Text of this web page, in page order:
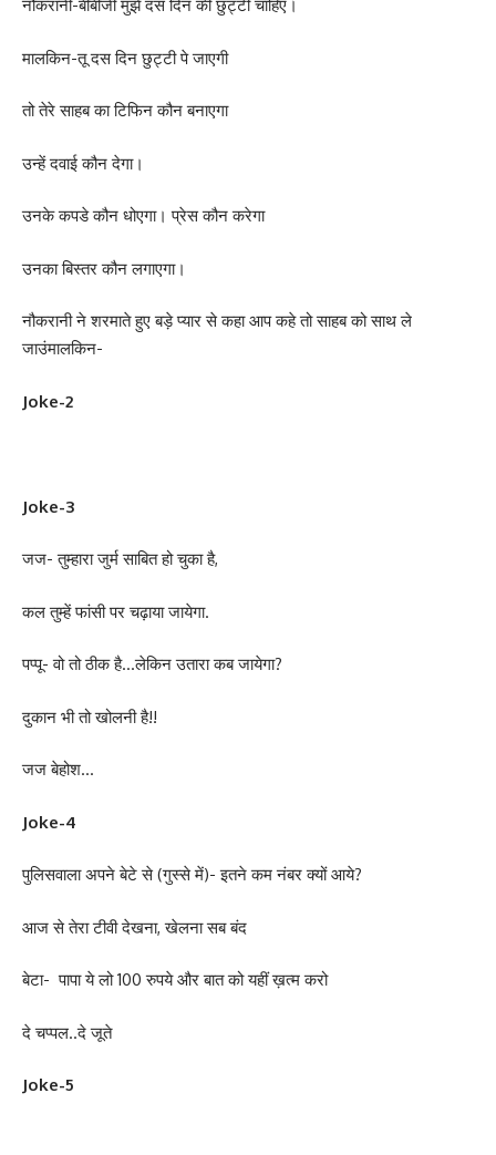
नौकरानी-बीबीजी मुझे दस दिन की छुट्टी चाहिए।
मालकिन-तू दस दिन छुट्टी पे जाएगी
तो तेरे साहब का टिफिन कौन बनाएगा
उन्हें दवाई कौन देगा।
उनके कपडे कौन धोएगा। प्रेस कौन करेगा
उनका बिस्तर कौन लगाएगा।
नौकरानी ने शरमाते हुए बड़े प्यार से कहा आप कहे तो साहब को साथ ले
जाउंमालकिन-
Joke-2
Joke-3
जज- तुम्हारा जुर्म साबित हो चुका है,
कल तुम्हें फांसी पर चढ़ाया जायेगा.
पप्पू- वो तो ठीक है…लेकिन उतारा कब जायेगा?
दुकान भी तो खोलनी है!!
जज बेहोश…
Joke-4
पुलिसवाला अपने बेटे से (गुस्से में)- इतने कम नंबर क्यों आये?
आज से तेरा टीवी देखना, खेलना सब बंद
बेटा- पापा ये लो 100 रुपये और बात को यहीं ख़त्म करो
दे चप्पल..दे जूते
Joke-5